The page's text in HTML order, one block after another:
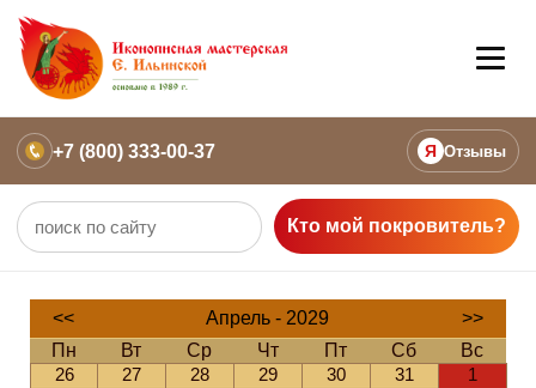
+7 (800) 333-00-37 Я Отзывы
Кто мой покровитель?
<< Апрель - 2029
>>
Пн
Вт Ср Чт Пт Сб
Вс
26
27 28 29 30 31
1